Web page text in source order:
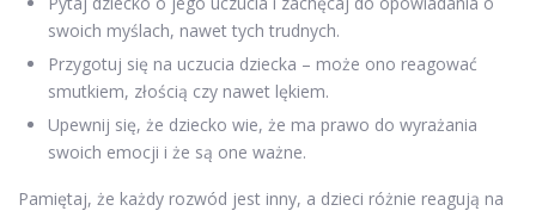
swoich myślach, nawet tych trudnych.
Przygotuj się na uczucia dziecka – może ono reagować
smutkiem, złością czy nawet lękiem.
Upewnij się, że dziecko wie, że ma prawo do wyrażania
swoich emocji i że są one ważne.
Pamiętaj, że każdy rozwód jest inny, a dzieci różnie reagują na